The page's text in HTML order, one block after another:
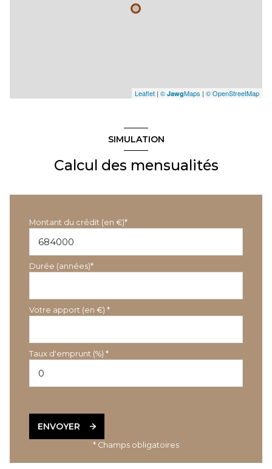
Leaflet | © JawgMaps | © OpenStreetMap
SIMULATION
Calcul des mensualités
Montant du crédit (en €)*
Durée (années)*
Votre apport (en €) *
Taux d'emprunt (%) *
ENVOYER
* Champs obligatoires